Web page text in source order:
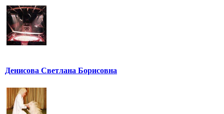
Денисова Светлана Борисовна